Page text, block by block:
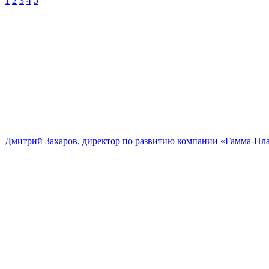
Дмитрий Захаров, директор по развитию компании «Гамма-